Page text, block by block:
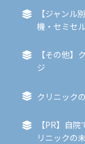
【ジャンル
機・セミセ
【その他】
ジ
クリニック
【PR】自
リニックの